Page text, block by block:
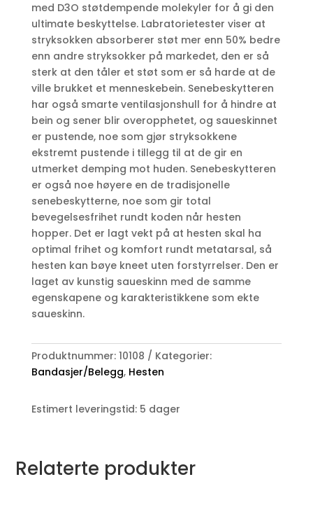
med D3O støtdempende molekyler for å gi den
ultimate beskyttelse. Labratorietester viser at
stryksokken absorberer støt mer enn 50% bedre
enn andre stryksokker på markedet, den er så
sterk at den tåler et støt som er så harde at de
ville brukket et menneskebein. Senebeskytteren
har også smarte ventilasjonshull for å hindre at
bein og sener blir overopphetet, og saueskinnet
er pustende, noe som gjør stryksokkene
ekstremt pustende i tillegg til at de gir en
utmerket demping mot huden. Senebeskytteren
er også noe høyere en de tradisjonelle
senebeskytterne, noe som gir total
bevegelsesfrihet rundt koden når hesten
hopper. Det er lagt vekt på at hesten skal ha
optimal frihet og komfort rundt metatarsal, så
hesten kan bøye kneet uten forstyrrelser. Den er
laget av kunstig saueskinn med de samme
egenskapene og karakteristikkene som ekte
saueskinn.
Produktnummer: 10108
Kategorier:
Bandasjer/Belegg, Hesten
Estimert leveringstid: 5 dager
Relaterte produkter